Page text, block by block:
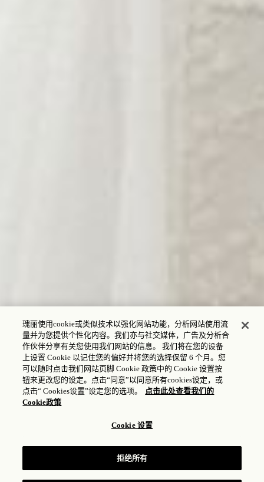
瑰丽使用cookie或类似技术以强化网站功能，分析网站使用流
量并为您提供个性化内容。我们亦与社交媒体，广告及分析合
作伙伴分享有关您使用我们网站的信息。 我们将在您的设备
上设置 Cookie 以记住您的偏好并将您的选择保留 6 个月。您
可以随时点击我们网站页脚 Cookie 政策中的 Cookie 设置按
钮来更改您的设定。点击“同意”以同意所有cookies设定，或
点击“ Cookies设置”设定您的选项。
点击此处查看我们的
Cookie政策
Cookie 设置
拒绝所有